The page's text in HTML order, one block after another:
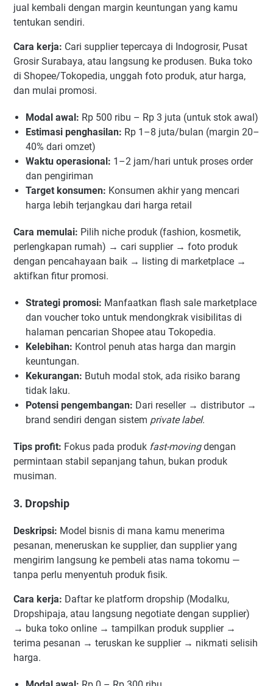
jual kembali dengan margin keuntungan yang kamu
tentukan sendiri.
Cara kerja: Cari supplier tepercaya di Indogrosir, Pusat
Grosir Surabaya, atau langsung ke produsen. Buka toko
di Shopee/Tokopedia, unggah foto produk, atur harga,
dan mulai promosi.
Modal awal: Rp 500 ribu – Rp 3 juta (untuk stok awal)
Estimasi penghasilan: Rp 1–8 juta/bulan (margin 20–
40% dari omzet)
Waktu operasional: 1–2 jam/hari untuk proses order
dan pengiriman
Target konsumen: Konsumen akhir yang mencari
harga lebih terjangkau dari harga retail
Cara memulai: Pilih niche produk (fashion, kosmetik,
perlengkapan rumah) → cari supplier → foto produk
dengan pencahayaan baik → listing di marketplace →
aktifkan fitur promosi.
Strategi promosi: Manfaatkan flash sale marketplace
dan voucher toko untuk mendongkrak visibilitas di
halaman pencarian Shopee atau Tokopedia.
Kelebihan: Kontrol penuh atas harga dan margin
keuntungan.
Kekurangan: Butuh modal stok, ada risiko barang
tidak laku.
Potensi pengembangan: Dari reseller → distributor →
brand sendiri dengan sistem private label.
Tips profit: Fokus pada produk fast-movingdengan
permintaan stabil sepanjang tahun, bukan produk
musiman.
3. Dropship
Deskripsi: Model bisnis di mana kamu menerima
pesanan, meneruskan ke supplier, dan supplier yang
mengirim langsung ke pembeli atas nama tokomu —
tanpa perlu menyentuh produk fisik.
Cara kerja: Daftar ke platform dropship (Modalku,
Dropshipaja, atau langsung negotiate dengan supplier)
→ buka toko online → tampilkan produk supplier →
terima pesanan → teruskan ke supplier → nikmati selisih
harga.